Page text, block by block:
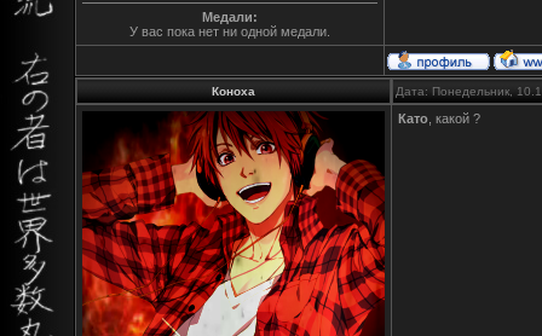
Медали:
У вас пока нет ни одной медали.
Коноха Дата: Понедельник,
Като , какой ?